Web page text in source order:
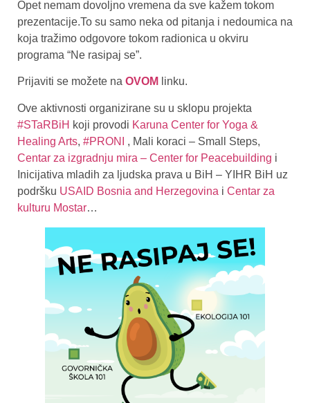
Opet nemam dovoljno vremena da sve kažem tokom
prezentacije.To su samo neka od pitanja i nedoumica na
koja tražimo odgovore tokom radionica u okviru
programa “Ne rasipaj se”.
Prijaviti se možete na OVOM linku.
Ove aktivnosti organizirane su u sklopu projekta
#STaRBiH koji provodi Karuna Center for Yoga &
Healing Arts, #PRONI
, Mali koraci – Small Steps,
Centar za izgradnju mira – Center for Peacebuilding i
Inicijativa mladih za ljudska prava u BiH – YIHR BiH uz
podršku USAID Bosnia and Herzegovina i Centar za
kulturu Mostar…